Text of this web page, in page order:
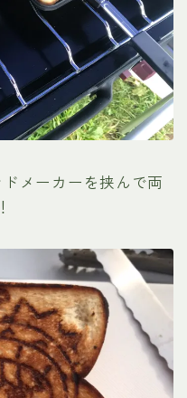
メーカーを挟んで両